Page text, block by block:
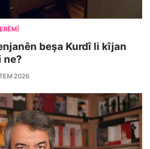
beşa Kurdî li kîjan
ne?
2026